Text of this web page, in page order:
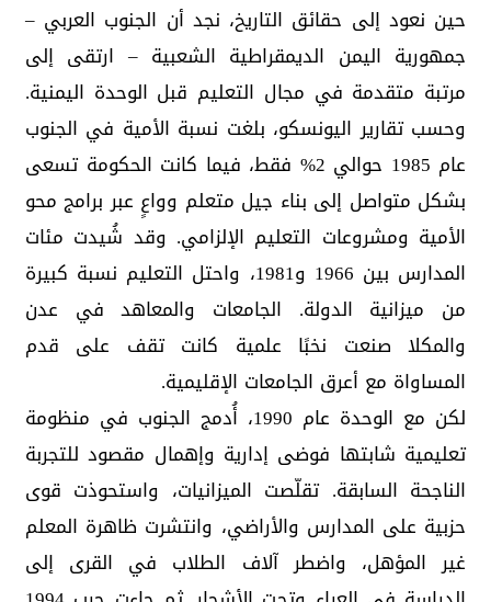
حين نعود إلى حقائق التاريخ، نجد أن الجنوب العربي –
جمهورية اليمن الديمقراطية الشعبية – ارتقى إلى
مرتبة متقدمة في مجال التعليم قبل الوحدة اليمنية.
وحسب تقارير اليونسكو، بلغت نسبة الأمية في الجنوب
عام 1985 حوالي 2% فقط، فيما كانت الحكومة تسعى
بشكل متواصل إلى بناء جيل متعلم وواعٍ عبر برامج محو
الأمية ومشروعات التعليم الإلزامي. وقد شُيدت مئات
المدارس بين 1966 و1981، واحتل التعليم نسبة كبيرة
من ميزانية الدولة. الجامعات والمعاهد في عدن
والمكلا صنعت نخبًا علمية كانت تقف على قدم
المساواة مع أعرق الجامعات الإقليمية.
لكن مع الوحدة عام 1990، أُدمج الجنوب في منظومة
تعليمية شابتها فوضى إدارية وإهمال مقصود للتجربة
الناجحة السابقة. تقلّصت الميزانيات، واستحوذت قوى
حزبية على المدارس والأراضي، وانتشرت ظاهرة المعلم
غير المؤهل، واضطر آلاف الطلاب في القرى إلى